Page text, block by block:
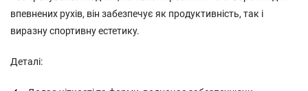
впевнених рухів, він забезпечує як продуктивність, так і
виразну спортивну естетику.
Деталі: